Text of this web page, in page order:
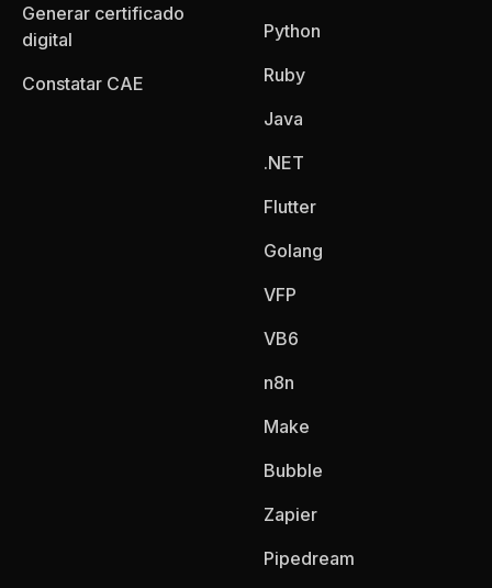
Generar certificado
digital
Constatar CAE
Python
Ruby
Java
.NET
Flutter
Golang
VFP
VB6
n8n
Make
Bubble
Zapier
Pipedream